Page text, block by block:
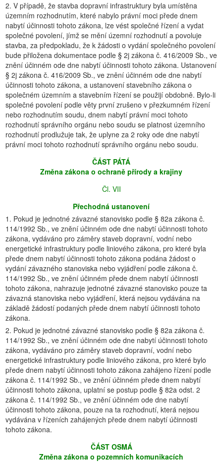
2. V případě, že stavba dopravní infrastruktury byla umístěna
územním rozhodnutím, které nabylo právní moci přede dnem
nabytí účinnosti tohoto zákona, lze vést společné řízení a vydat
společné povolení, jímž se mění územní rozhodnutí a povoluje
stavba, za předpokladu, že k žádosti o vydání společného povolení
bude přiložena dokumentace podle § 2j zákona č. 416/2009 Sb., ve
znění účinném ode dne nabytí účinnosti tohoto zákona. Ustanovení
§ 2j zákona č. 416/2009 Sb., ve znění účinném ode dne nabytí
účinnosti tohoto zákona, a ustanovení stavebního zákona o
společném územním a stavebním řízení se použijí obdobně. Bylo-li
společné povolení podle věty první zrušeno v přezkumném řízení
nebo rozhodnutím soudu, dnem nabytí právní moci tohoto
rozhodnutí správního orgánu nebo soudu se platnost územního
rozhodnutí prodlužuje tak, že uplyne za 2 roky ode dne nabytí
právní moci tohoto rozhodnutí správního orgánu nebo soudu.
ČÁST PÁTÁ
Změna zákona o ochraně přírody a krajiny
Čl. VII
Přechodná ustanovení
1. Pokud je jednotné závazné stanovisko podle § 82a zákona č.
114/1992 Sb., ve znění účinném ode dne nabytí účinnosti tohoto
zákona, vydáváno pro záměry staveb dopravní, vodní nebo
energetické infrastruktury podle liniového zákona, pro které byla
přede dnem nabytí účinnosti tohoto zákona podána žádost o
vydání závazného stanoviska nebo vyjádření podle zákona č.
114/1992 Sb., ve znění účinném přede dnem nabytí účinnosti
tohoto zákona, nahrazuje jednotné závazné stanovisko pouze ta
závazná stanoviska nebo vyjádření, která nejsou vydávána na
základě žádostí podaných přede dnem nabytí účinnosti tohoto
zákona.
2. Pokud je jednotné závazné stanovisko podle § 82a zákona č.
114/1992 Sb., ve znění účinném ode dne nabytí účinnosti tohoto
zákona, vydáváno pro záměry staveb dopravní, vodní nebo
energetické infrastruktury podle liniového zákona, pro které bylo
přede dnem nabytí účinnosti tohoto zákona zahájeno řízení podle
zákona č. 114/1992 Sb., ve znění účinném přede dnem nabytí
účinnosti tohoto zákona, uplatní se postup podle § 82a odst. 2
zákona č. 114/1992 Sb., ve znění účinném ode dne nabytí
účinnosti tohoto zákona, pouze na ta rozhodnutí, která nejsou
vydávána v řízeních zahájených přede dnem nabytí účinnosti
tohoto zákona.
ČÁST OSMÁ
Změna zákona o pozemních komunikacích